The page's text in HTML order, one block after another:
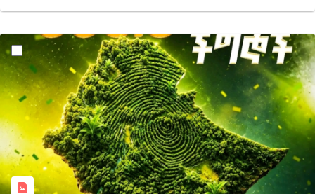
?version=1.0&t=1785781020637&imageThumbnail=1